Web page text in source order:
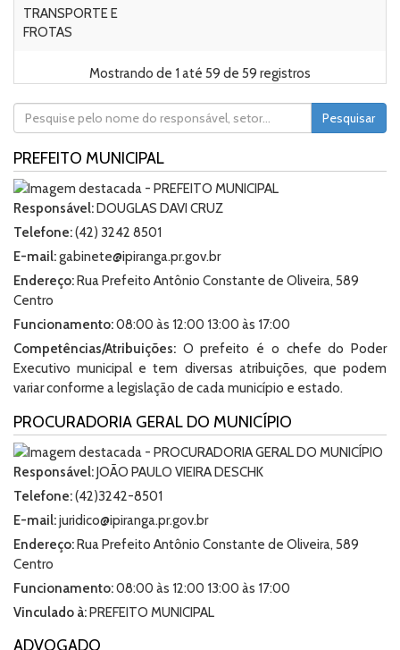
TRANSPORTE E
FROTAS
Mostrando de 1 até 59 de 59 registros
Pesquisar
PREFEITO MUNICIPAL
Responsável:DOUGLAS DAVI CRUZ
Telefone:(42) 3242 8501
E-mail:gabinete@ipiranga.pr.gov.br
Endereço:Rua Prefeito Antônio Constante de Oliveira, 589
Centro
Funcionamento:08:00 às 12:00 13:00 às 17:00
Competências/Atribuições: O prefeito é o chefe do Poder
Executivo municipal e tem diversas atribuições, que podem
variar conforme a legislação de cada município e estado.
PROCURADORIA GERAL DO MUNICÍPIO
Responsável:JOÃO PAULO VIEIRA DESCHK
Telefone:(42)3242-8501
E-mail:juridico@ipiranga.pr.gov.br
Endereço:Rua Prefeito Antônio Constante de Oliveira, 589
Centro
Funcionamento:08:00 às 12:00 13:00 às 17:00
Vinculado à:PREFEITO MUNICIPAL
ADVOGADO